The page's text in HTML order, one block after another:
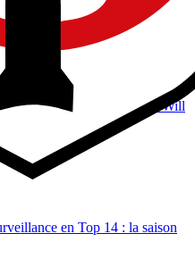
en lice pour succéder à Will
en Top 14 : la saison